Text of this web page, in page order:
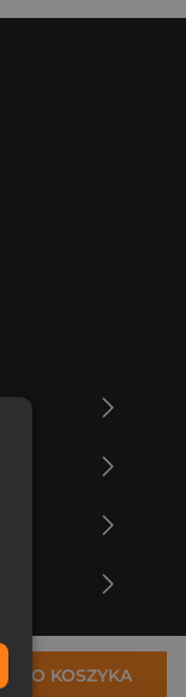
DO KOSZYKA